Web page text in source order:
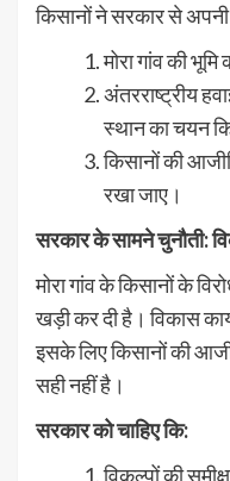
किसानों ने सरकार से
मोरा गांव की
अंतरराष्ट्रीय
स्थान का चयन
किसानों की
रखा जाए।
सरकार के सामने चुनौती:
मोरा गांव के किसानों के
खड़ी कर दी है। विकास
इसके लिए किसानों की
सही नहीं है।
सरकार को चाहिए कि:
विकल्पों की